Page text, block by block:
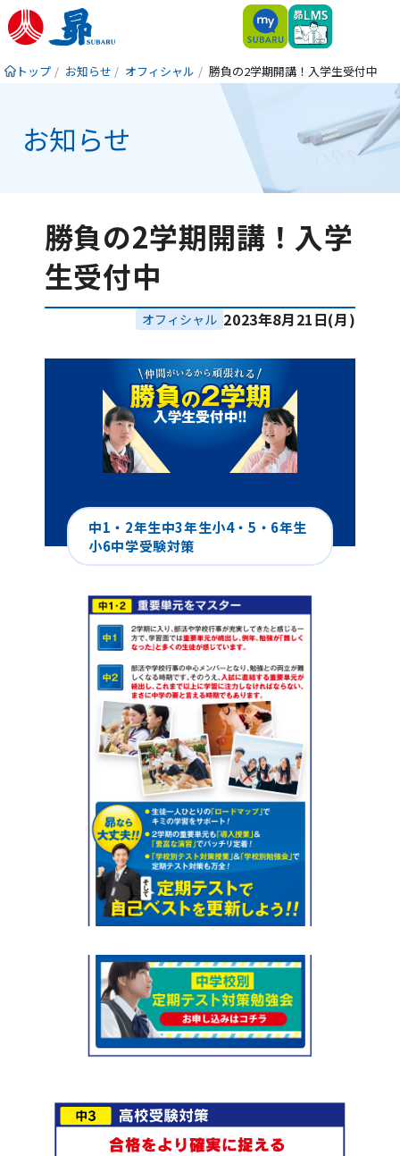
トップ お知らせ オフィシャル 勝負の2学期開講！入学生受付中
お知らせ
勝負の2学期開講！入学
生受付中
オフィシャル 2023年8月21日(月)
中1・2年生中3年生小4・5・6年生
小6中学受験対策